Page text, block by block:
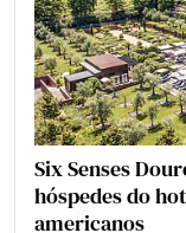
Six Senses
hóspedes do
americanos